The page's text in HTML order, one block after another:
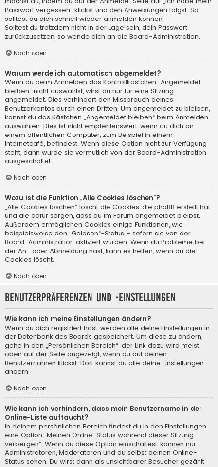
Passwort vergessen“ klickst und den Anweisungen folgst. So
solltest du dich schnell wieder anmelden können.
Solltest du trotzdem nicht in der Lage sein, dein Passwort
zurückzusetzen, so wende dich an die Board-Administration.
Nach oben
Warum werde ich automatisch abgemeldet?
Wenn du beim Anmelden das Kontrollkästchen „Angemeldet
bleiben“ nicht auswählst, wirst du nur für eine Sitzung
angemeldet. Dies verhindert den Missbrauch deines
Benutzerkontos durch einen Dritten. Um angemeldet zu bleiben,
kannst du das Kästchen „Angemeldet bleiben“ beim Anmelden
auswählen. Dies ist nicht empfehlenswert, wenn du dich an
einem öffentlichen Computer, zum Beispiel in einem
Internetcafé, befindest. Wenn diese Option nicht zur Verfügung
steht, dann wurde sie vermutlich von der Board-Administration
ausgeschaltet.
Nach oben
Wozu ist die Funktion „Alle Cookies löschen“?
„Alle Cookies löschen“ löscht die Cookies, die phpBB erstellt hat
und die dafür sorgen, dass du im Forum angemeldet bleibst.
Außerdem ermöglichen Cookies einige Funktionen, wie
beispielsweise den „Gelesen“-Status – sofern sie von der
Board-Administration aktiviert wurden. Wenn du Probleme bei
der An- oder Abmeldung hast, kann es helfen, wenn du die
Cookies löscht.
Nach oben
Benutzerpräferenzen und -einstellungen
Wie kann ich meine Einstellungen ändern?
Wenn du dich registriert hast, werden alle deine Einstellungen in
der Datenbank des Boards gespeichert. Um diese zu ändern,
gehe in den „Persönlichen Bereich“; der Link dazu wird meist
oben auf der Seite angezeigt, wenn du auf deinen
Benutzernamen klickst. Dort kannst du alle deine Einstellungen
ändern.
Nach oben
Wie kann ich verhindern, dass mein Benutzername in der
Online-Liste auftaucht?
In deinem persönlichen Bereich findest du in den Einstellungen
eine Option „Meinen Online-Status während dieser Sitzung
verbergen“. Wenn du diese Option einschaltest, können nur
Administratoren, Moderatoren und du selbst deinen Online-
Status sehen. Du wirst dann als unsichtbarer Besucher gezählt.